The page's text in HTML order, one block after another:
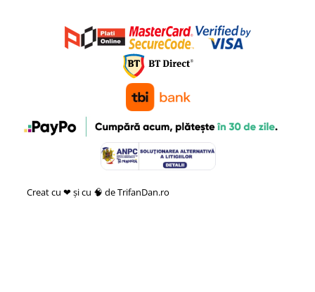
Creat cu ❤ și cu 🧠 de TrifanDan.ro